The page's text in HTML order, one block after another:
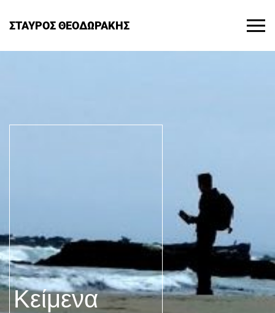
ΣΤΑΥΡΟΣ ΘΕΟΔΩΡΑΚΗΣ
Κείμενα